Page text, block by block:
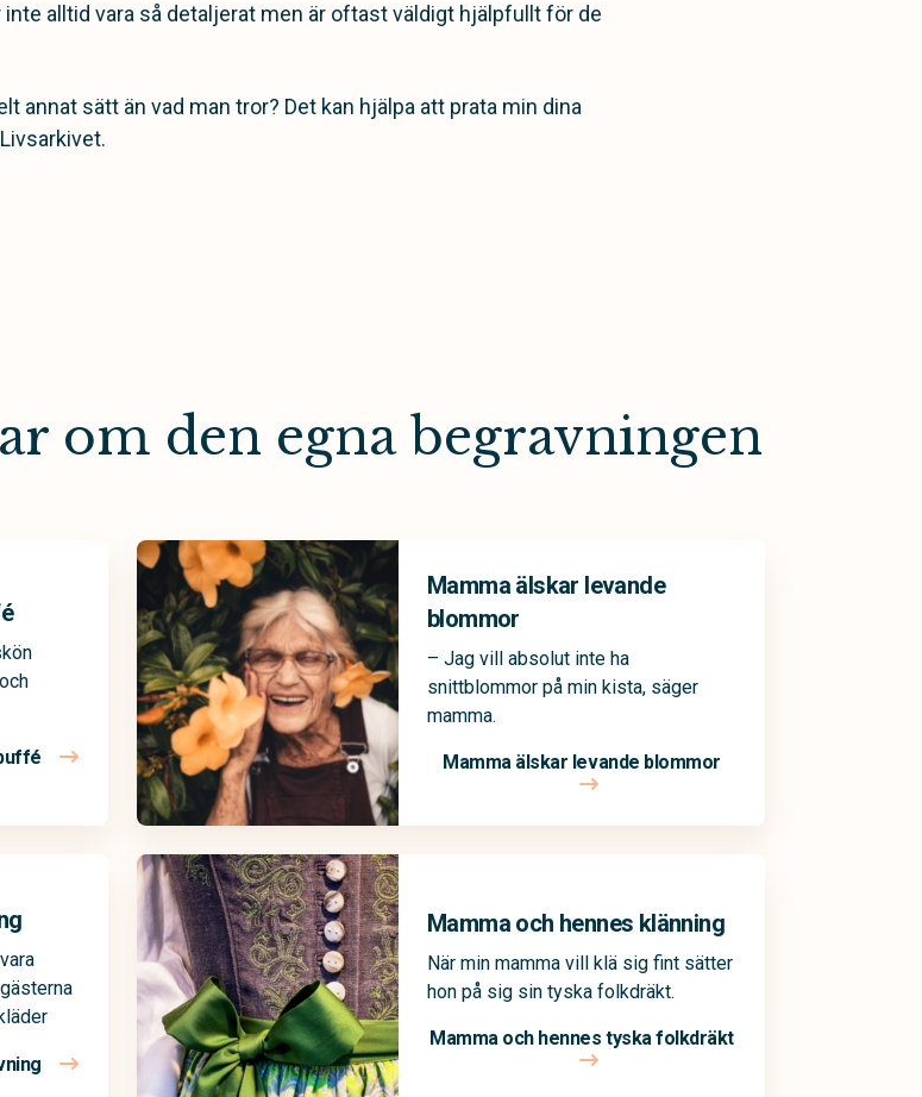
alltid vara så detaljerat men är oftast väldigt hjälpfullt för de
annat sätt än vad man tror? Det kan hjälpa att prata min dina
om den egna begravningen
Mamma älskar levande
blommor
– Jag vill absolut inte ha
snittblommor på min kista, säger
mamma.
Mamma älskar levande blommor
Mamma och hennes klänning
När min mamma vill klä sig fint sätter
hon på sig sin tyska folkdräkt.
Mamma och hennes tyska folkdräkt